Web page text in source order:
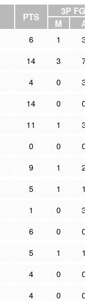
PTS
3P FG
M
A
6 1
3
14 3
7
4 0
3
14 0
0
11 1
3
0 0
0
9 1
2
5 1
1
1 0
3
6 0
0
5 1
1
4 0
0
4 0
0